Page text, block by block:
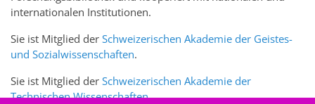
internationalen Institutionen.
Sie ist Mitglied der Schweizerischen Akademie der Geistes-
und Sozialwissenschaften.
Sie ist Mitglied der Schweizerischen Akademie der
Technischen Wissenschaften.